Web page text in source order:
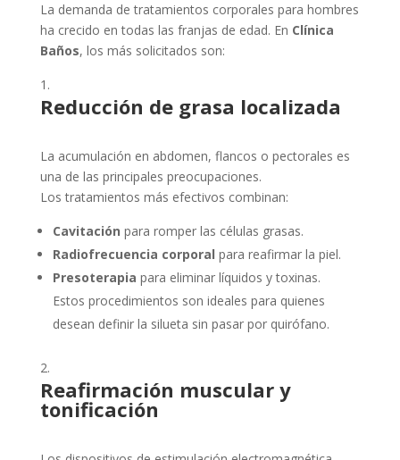
La demanda de tratamientos corporales para hombres
ha crecido en todas las franjas de edad. En Clínica
Baños, los más solicitados son:
Reducción de grasa localizada
La acumulación en abdomen, flancos o pectorales es
una de las principales preocupaciones.
Los tratamientos más efectivos combinan:
Cavitación para romper las células grasas.
Radiofrecuencia corporal para reafirmar la piel.
Presoterapia para eliminar líquidos y toxinas.
Estos procedimientos son ideales para quienes
desean definir la silueta sin pasar por quirófano.
Reafirmación muscular y
tonificación